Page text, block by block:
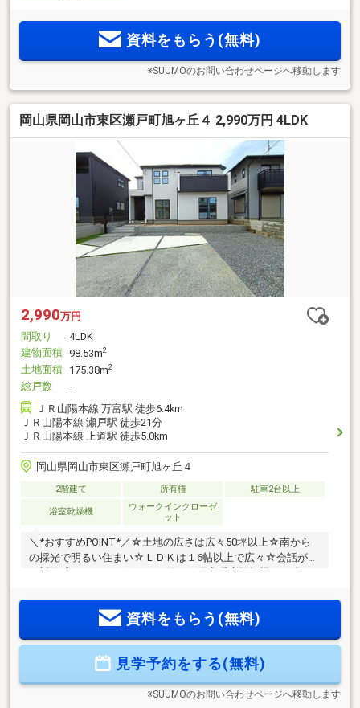
資料をもらう(無料)
※SUUMOのお問い合わせページへ移動します
岡山県岡山市東区瀬戸町旭ヶ丘４ 2,990万円 4LDK
2,990万円
間取り
4LDK
建物面積 98.53m2
土地面積 175.38m2
総戸数
-
ＪＲ山陽本線 万富駅 徒歩6.4km
ＪＲ山陽本線 瀬戸駅 徒歩21分
ＪＲ山陽本線 上道駅 徒歩5.0km
岡山県岡山市東区瀬戸町旭ヶ丘４
2階建て 所有権 駐車2台以上
浴室乾燥機
ウォークインクローゼ
ット
＼*おすすめPOINT*／☆土地の広さは広々50坪以上☆南から
の採光で明るい住まい☆ＬＤＫは１6帖以上で広々☆会話が弾
む対面式キッチン☆雨の日も嬉しい浴室暖房乾燥機☆頭金な
グ平島店 徒歩11分☆ザグザグ瀬戸店 徒歩11分☆江西小学
校 徒歩7分☆お問合せ方法☆（無料通話）0120-211-702まで
資料をもらう(無料)
見学予約をする(無料)
※SUUMOのお問い合わせページへ移動します